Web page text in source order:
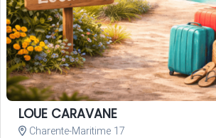
LOUE CARAVANE
Charente-Maritime 17